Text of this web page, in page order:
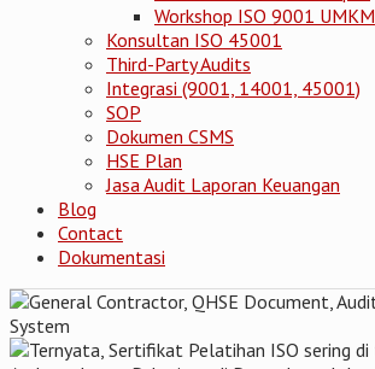
Workshop ISO 9001 UMKM
Konsultan ISO 45001
Third-Party Audits
Integrasi (9001, 14001, 45001)
SOP
Dokumen CSMS
HSE Plan
Jasa Audit Laporan Keuangan
Blog
Contact
Dokumentasi